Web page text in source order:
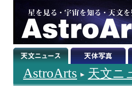
AstroArts 天文ニ